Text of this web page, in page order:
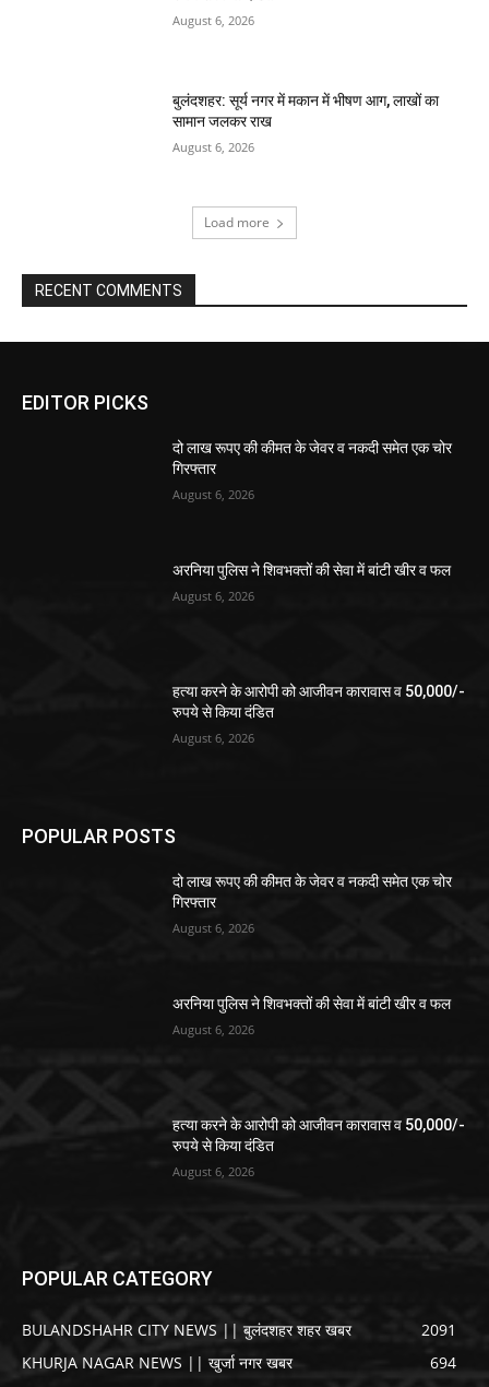
August 6, 2026
बुलंदशहर: सूर्य नगर में मकान में भीषण आग, लाखों का
सामान जलकर राख
August 6, 2026
Load more
RECENT COMMENTS
EDITOR PICKS
दो लाख रूपए की कीमत के जेवर व नकदी समेत एक चोर
गिरफ्तार
August 6, 2026
अरनिया पुलिस ने शिवभक्तों की सेवा में बांटी खीर व फल
August 6, 2026
हत्या करने के आरोपी को आजीवन कारावास व 50,000/-
रुपये से किया दंडित
August 6, 2026
POPULAR POSTS
दो लाख रूपए की कीमत के जेवर व नकदी समेत एक चोर
गिरफ्तार
August 6, 2026
अरनिया पुलिस ने शिवभक्तों की सेवा में बांटी खीर व फल
August 6, 2026
हत्या करने के आरोपी को आजीवन कारावास व 50,000/-
रुपये से किया दंडित
August 6, 2026
POPULAR CATEGORY
BULANDSHAHR CITY NEWS || बुलंदशहर शहर खबर
2091
KHURJA NAGAR NEWS || खुर्जा नगर खबर
694